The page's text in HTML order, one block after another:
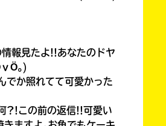
報見たよ!!あなたのドヤ
Ӧ｡)
でか照れてて可愛かった
?!この前の返信!!可愛い